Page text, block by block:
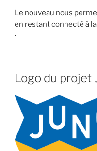
Le nouveau nous
en restant connecté à
:
Logo du projet